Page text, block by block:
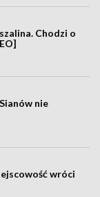
Chodzi o
nie
wróci